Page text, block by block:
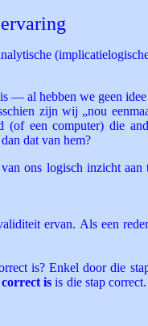
— al hebben we geen
zijn wij „nou
(of een computer) die
dat van hem?
ons logisch inzicht
ervan. Als een
is? Enkel door die
isis die stap